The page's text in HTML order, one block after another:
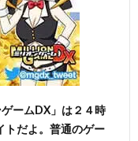
ームDX」は２４時
トだよ。普通のゲー